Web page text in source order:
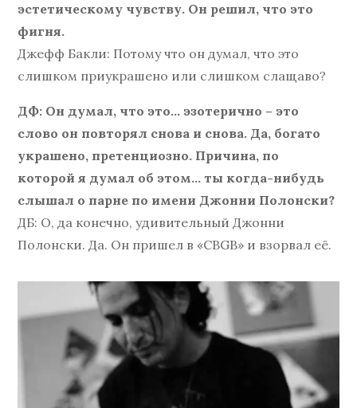
эстетическому чувству. Он решил, что это
фигня.
Джефф Бакли: Потому что он думал, что это
слишком приукрашено или слишком слащаво?
ДФ: Он думал, что это… эзотерично – это
слово он повторял снова и снова. Да, богато
украшено, претенциозно. Причина, по
которой я думал об этом… ты когда-нибудь
слышал о парне по имени Джонни Полонски?
ДБ: О, да конечно, удивительный Джонни
Полонски. Да. Он пришел в «CBGB» и взорвал её.